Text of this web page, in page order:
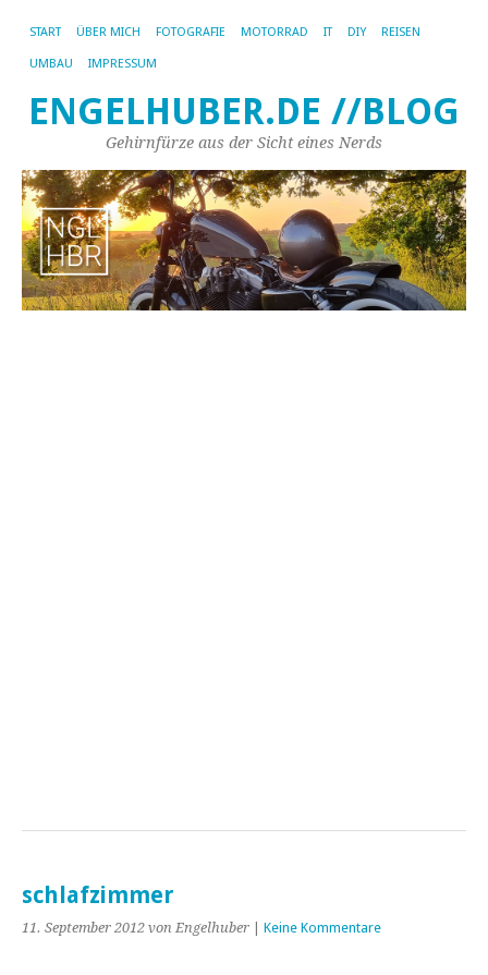
START ÜBER MICH FOTOGRAFIE MOTORRAD IT DIY REISEN
UMBAU IMPRESSUM
ENGELHUBER.DE //BLOG
Gehirnfürze aus der Sicht eines Nerds
schlafzimmer
11. September 2012 von Engelhuber Keine Kommentare